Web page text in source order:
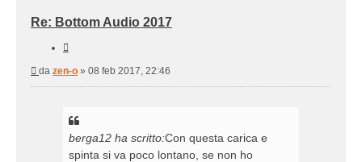
Re: Bottom Audio 2017
Messaggio
da zen-o » 08 feb 2017, 22:46
berga12 ha scritto:Con questa carica e
spinta si va poco lontano, se non ho